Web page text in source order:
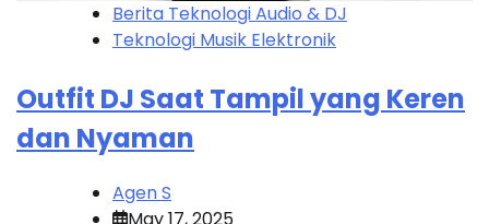
Berita Teknologi Audio & DJ
Teknologi Musik Elektronik
Outfit DJ Saat Tampil yang Keren
dan Nyaman
Agen S